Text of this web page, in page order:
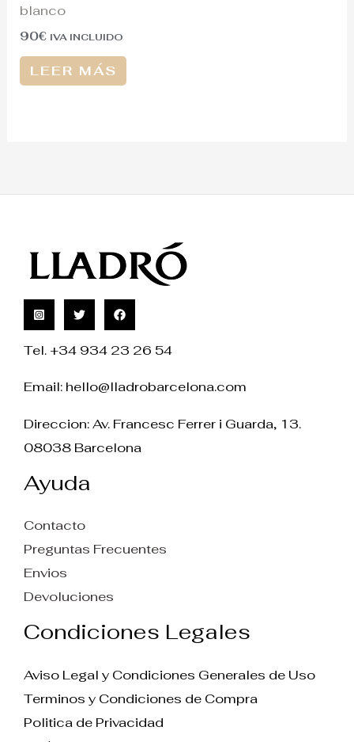
blanco
90€ IVA INCLUIDO
LEER MÁS
Tel. +34 934 23 26 54
Email: hello@lladrobarcelona.com
Direccion: Av. Francesc Ferrer i Guarda, 13.
08038 Barcelona
Ayuda
Contacto
Preguntas Frecuentes
Envios
Devoluciones
Condiciones Legales
Aviso Legal y Condiciones Generales de Uso
Terminos y Condiciones de Compra
Politica de Privacidad